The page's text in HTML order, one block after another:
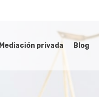
Mediación privada Blog